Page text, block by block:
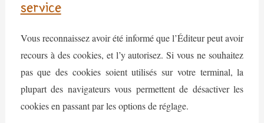
service
Vous reconnaissez avoir été informé que l’Éditeur peut avoir
recours à des cookies, et l’y autorisez. Si vous ne souhaitez
pas que des cookies soient utilisés sur votre terminal, la
plupart des navigateurs vous permettent de désactiver les
cookies en passant par les options de réglage.